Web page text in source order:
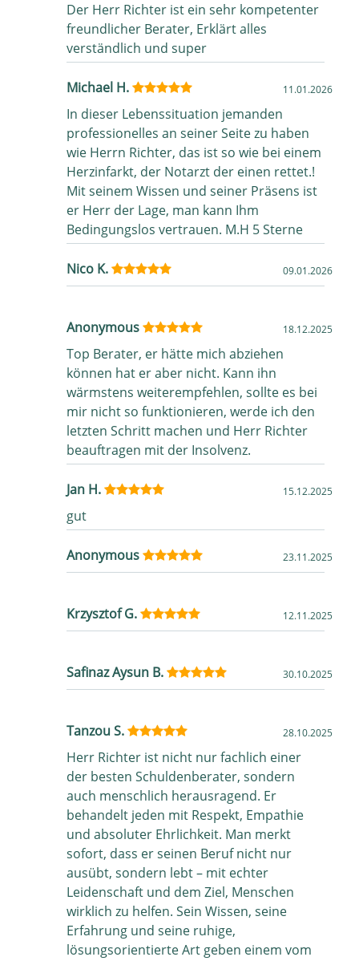
Der Herr Richter ist ein sehr kompetenter
freundlicher Berater, Erklärt alles
verständlich und super
Michael H. 11.01.2026
In dieser Lebenssituation jemanden
professionelles an seiner Seite zu haben
wie Herrn Richter, das ist so wie bei einem
Herzinfarkt, der Notarzt der einen rettet.!
Mit seinem Wissen und seiner Präsens ist
er Herr der Lage, man kann Ihm
Bedingungslos vertrauen. M.H 5 Sterne
Nico K. 09.01.2026
Anonymous 18.12.2025
Top Berater, er hätte mich abziehen
können hat er aber nicht. Kann ihn
wärmstens weiterempfehlen, sollte es bei
mir nicht so funktionieren, werde ich den
letzten Schritt machen und Herr Richter
beauftragen mit der Insolvenz.
Jan H. 15.12.2025
gut
Anonymous 23.11.2025
Krzysztof G. 12.11.2025
Safinaz Aysun B. 30.10.2025
Tanzou S. 28.10.2025
Herr Richter ist nicht nur fachlich einer
der besten Schuldenberater, sondern
auch menschlich herausragend. Er
behandelt jeden mit Respekt, Empathie
und absoluter Ehrlichkeit. Man merkt
sofort, dass er seinen Beruf nicht nur
ausübt, sondern lebt – mit echter
Leidenschaft und dem Ziel, Menschen
wirklich zu helfen. Sein Wissen, seine
Erfahrung und seine ruhige,
lösungsorientierte Art geben einem vom